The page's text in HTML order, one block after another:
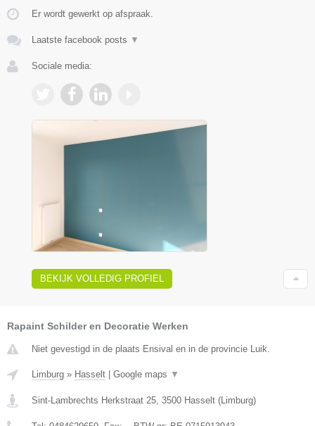
Er wordt gewerkt op afspraak.
Laatste facebook posts ▼
Sociale media:
BEKIJK VOLLEDIG PROFIEL
Rapaint Schilder en Decoratie Werken
Niet gevestigd in de plaats Ensival en in de provincie Luik.
Limburg » Hasselt | Google maps ▼
Sint-Lambrechts Herkstraat 25 3500 Hasselt (Limburg)